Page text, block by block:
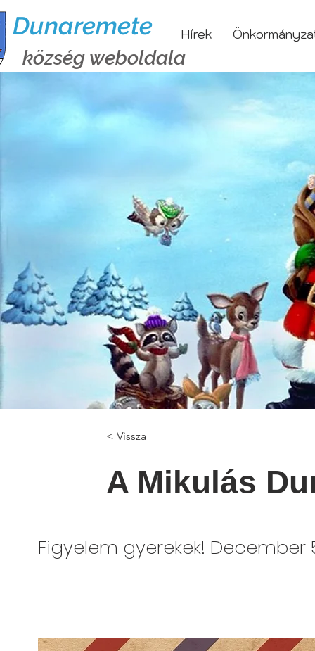
Dunaremete Hírek
község weboldala
< Vissza
A Mikulás
Figyelem gyerekek!